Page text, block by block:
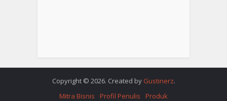
Copyright © 2026. Created by Gustinerz.
Mitra Bisnis
Profil Penulis Produk